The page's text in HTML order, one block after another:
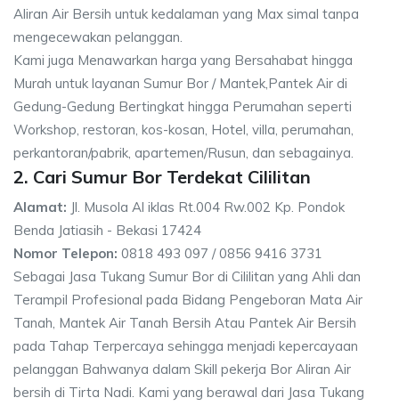
Aliran Air Bersih untuk kedalaman yang Max simal tanpa
mengecewakan pelanggan.
Kami juga Menawarkan harga yang Bersahabat hingga
Murah untuk layanan Sumur Bor / Mantek,Pantek Air di
Gedung-Gedung Bertingkat hingga Perumahan seperti
Workshop, restoran, kos-kosan, Hotel, villa, perumahan,
perkantoran/pabrik, apartemen/Rusun, dan sebagainya.
2. Cari Sumur Bor Terdekat Cililitan
Alamat: Jl. Musola Al iklas Rt.004 Rw.002 Kp. Pondok
Benda Jatiasih - Bekasi 17424
Nomor Telepon: 0818 493 097 / 0856 9416 3731
Sebagai Jasa Tukang Sumur Bor di Cililitan yang Ahli dan
Terampil Profesional pada Bidang Pengeboran Mata Air
Tanah, Mantek Air Tanah Bersih Atau Pantek Air Bersih
pada Tahap Terpercaya sehingga menjadi kepercayaan
pelanggan Bahwanya dalam Skill pekerja Bor Aliran Air
bersih di Tirta Nadi. Kami yang berawal dari Jasa Tukang